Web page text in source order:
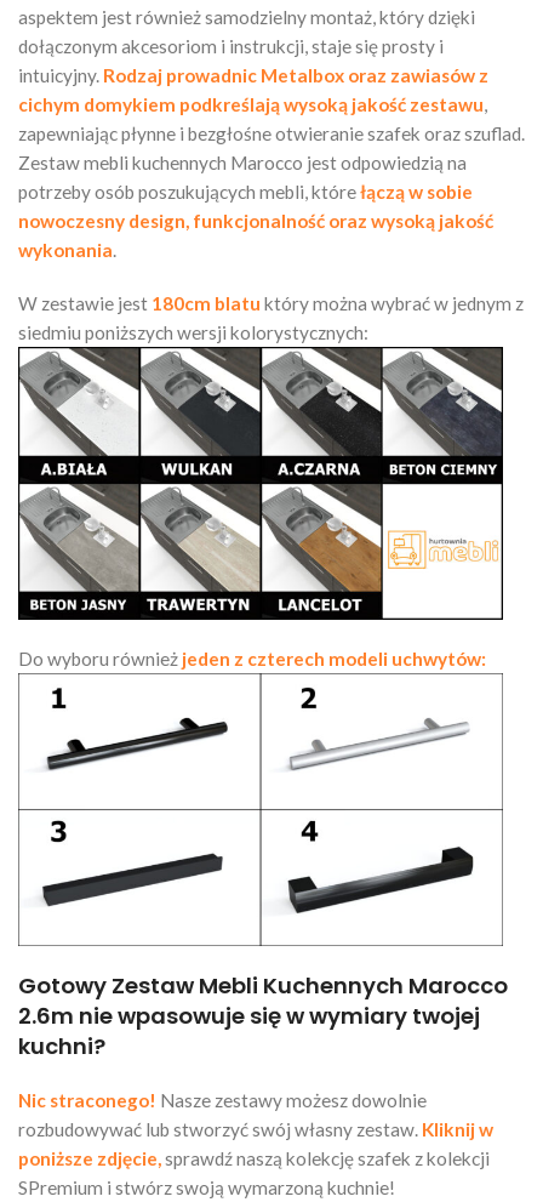
aspektem jest również samodzielny montaż, który dzięki
dołączonym akcesoriom i instrukcji, staje się prosty i
intuicyjny. Rodzaj prowadnic Metalbox oraz zawiasów z
cichym domykiem podkreślają wysoką jakość zestawu,
zapewniając płynne i bezgłośne otwieranie szafek oraz szuflad.
Zestaw mebli kuchennych Marocco jest odpowiedzią na
potrzeby osób poszukujących mebli, którełączą w sobie
nowoczesny design, funkcjonalność oraz wysoką jakość
wykonania.
W zestawie jest 180cm blatu który można wybrać w jednym z
siedmiu poniższych wersji kolorystycznych:
Do wyboru również jeden z czterech modeli uchwytów:
Gotowy Zestaw Mebli Kuchennych Marocco
2.6m nie wpasowuje się w wymiary twojej
kuchni?
Nic straconego! Nasze zestawy możesz dowolnie
rozbudowywać lub stworzyć swój własny zestaw. Kliknij w
poniższe zdjęcie,sprawdź naszą kolekcję szafek z kolekcji
SPremium i stwórz swoją wymarzoną kuchnie!